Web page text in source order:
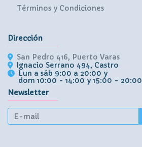
Términos y Condiciones
Dirección
San Pedro 416, Puerto Varas
Ignacio Serrano 494, Castro
Lun a sáb 9:00 a 20:00 y
dom 10:00 - 14:00 y 15:00 - 20:00
Newsletter